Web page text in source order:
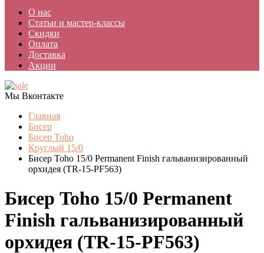
О нас
Статьи и мастер-классы
Скидки
Оплата
Доставка
Акции
Мы Вконтакте
Главная
Бисер
Бисер Toho
Круглый 15/0
Бисер Toho 15/0 Permanent Finish гальванизированный
орхидея (TR-15-PF563)
Бисер Toho 15/0 Permanent
Finish гальванизированный
орхидея (TR-15-PF563)